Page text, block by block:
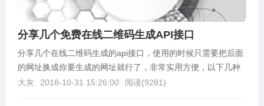
分享几个免费在线二维码生成API接口
分享几个在线二维码生成的api接口，使用的时候只需要把后面
的网址换成你要生成的网址就行了，非常实用方便，以下几种
任选其一即可1.lofter：https://w...
大灰 2018-10-31 15:26:00 阅读(9281)